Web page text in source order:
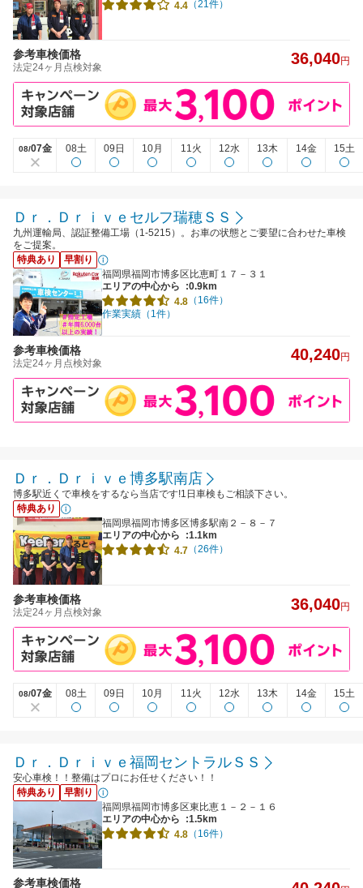
4.4 （21件）
参考車検価格
法定24ヶ月点検対象 36,040円
08/07金 08土 09日 10月 11火 12水 13木 14金 15土
Ｄｒ．Ｄｒｉｖｅセルフ瑞穂ＳＳ
九州運輸局、認証整備工場（1-5215）。お車の状態とご要望に合わせた車検
をご提案。
特典あり
早割り
福岡県福岡市博多区比恵町１７－３１
エリアの中心から
:0.9km
4.8 （16件）
作業実績（1件）
参考車検価格
法定24ヶ月点検対象 40,240円
Ｄｒ．Ｄｒｉｖｅ博多駅南店
博多駅近くで車検をするなら当店です!1日車検もご相談下さい。
特典あり
福岡県福岡市博多区博多駅南２－８－７
エリアの中心から
:1.1km
4.7 （26件）
参考車検価格
法定24ヶ月点検対象 36,040円
08/07金 08土 09日 10月 11火 12水 13木 14金 15土
Ｄｒ．Ｄｒｉｖｅ福岡セントラルＳＳ
安心車検！！整備はプロにお任せください！！
特典あり
早割り
福岡県福岡市博多区東比恵１－２－１６
エリアの中心から
:1.5km
4.8 （16件）
参考車検価格